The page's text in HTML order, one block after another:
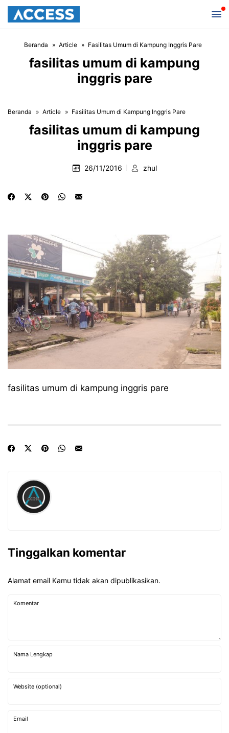
Beranda Article Fasilitas Umum di Kampung Inggris Pare
fasilitas umum di kampung
inggris pare
Beranda Article Fasilitas Umum di Kampung Inggris Pare
fasilitas umum di kampung
inggris pare
26/11/2016 zhul
fasilitas umum di kampung inggris pare
Tinggalkan komentar
Alamat email Kamu tidak akan dipublikasikan.
Komentar
Nama Lengkap
Website (optional)
Email